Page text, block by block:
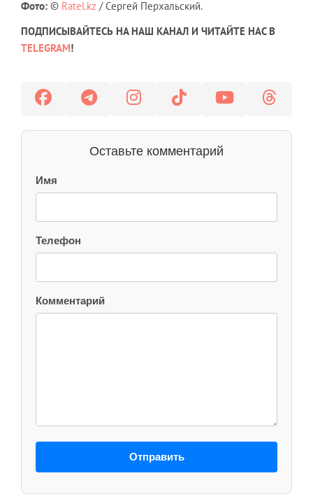
Фото: © Ratel.kz / Сергей Перхальский.
ПОДПИСЫВАЙТЕСЬ НА НАШ КАНАЛ И ЧИТАЙТЕ НАС В
TELEGRAM!
Оставьте комментарий
Имя
Телефон
Комментарий
Отправить